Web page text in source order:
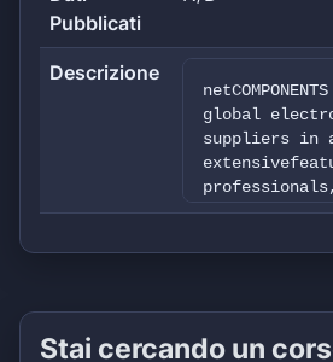
Pubblicati
Descrizione
global
suppliers in
and
files),
Stai cercando un